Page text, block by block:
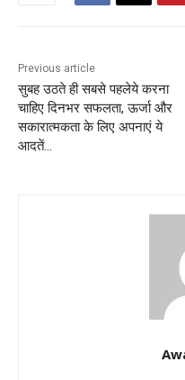
Previous article
सुबह उठते ही सबसे पहलेये करना
चाहिए दिनभर सफलता, ऊर्जा और
सकारात्मकता के लिए अपनाएं ये
आदतें…